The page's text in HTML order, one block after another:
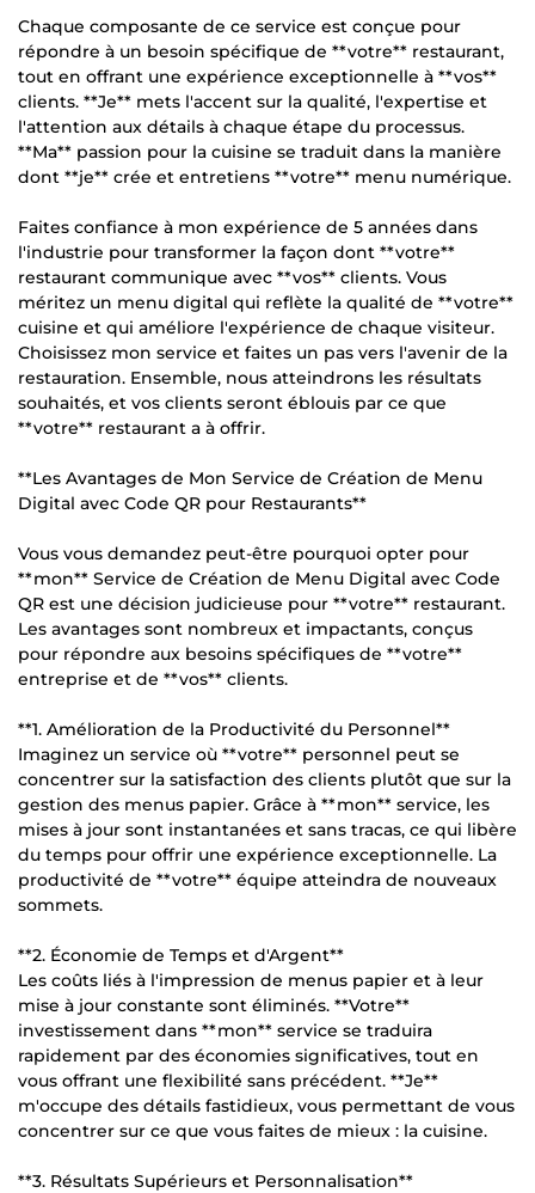
Chaque composante de ce service est conçue pour
répondre à un besoin spécifique de **votre** restaurant,
tout en offrant une expérience exceptionnelle à **vos**
clients. **Je** mets l'accent sur la qualité, l'expertise et
l'attention aux détails à chaque étape du processus.
**Ma** passion pour la cuisine se traduit dans la manière
dont **je** crée et entretiens **votre** menu numérique.
Faites confiance à mon expérience de 5 années dans
l'industrie pour transformer la façon dont **votre**
restaurant communique avec **vos** clients. Vous
méritez un menu digital qui reflète la qualité de **votre**
cuisine et qui améliore l'expérience de chaque visiteur.
Choisissez mon service et faites un pas vers l'avenir de la
restauration. Ensemble, nous atteindrons les résultats
souhaités, et vos clients seront éblouis par ce que
**votre** restaurant a à offrir.
**Les Avantages de Mon Service de Création de Menu
Digital avec Code QR pour Restaurants**
Vous vous demandez peut-être pourquoi opter pour
**mon** Service de Création de Menu Digital avec Code
QR est une décision judicieuse pour **votre** restaurant.
Les avantages sont nombreux et impactants, conçus
pour répondre aux besoins spécifiques de **votre**
entreprise et de **vos** clients.
**1. Amélioration de la Productivité du Personnel**
Imaginez un service où **votre** personnel peut se
concentrer sur la satisfaction des clients plutôt que sur la
gestion des menus papier. Grâce à **mon** service, les
mises à jour sont instantanées et sans tracas, ce qui libère
du temps pour offrir une expérience exceptionnelle. La
productivité de **votre** équipe atteindra de nouveaux
sommets.
**2. Économie de Temps et d'Argent**
Les coûts liés à l'impression de menus papier et à leur
mise à jour constante sont éliminés. **Votre**
investissement dans **mon** service se traduira
rapidement par des économies significatives, tout en
vous offrant une flexibilité sans précédent. **Je**
m'occupe des détails fastidieux, vous permettant de vous
concentrer sur ce que vous faites de mieux : la cuisine.
**3. Résultats Supérieurs et Personnalisation**